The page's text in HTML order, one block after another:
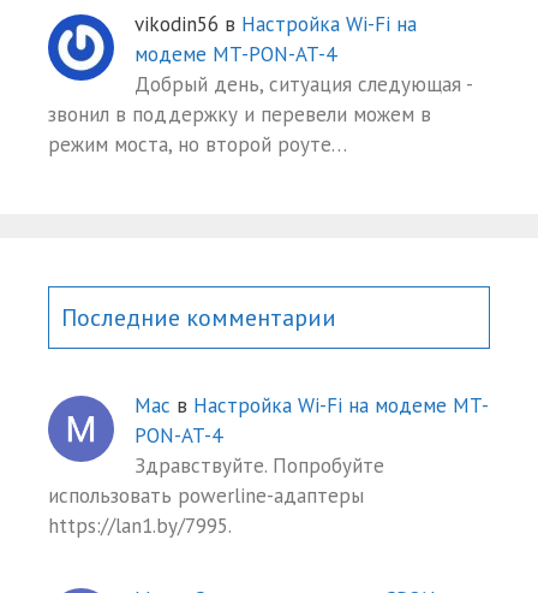
vikodin56 в Настройка Wi-Fi на
модеме MT-PON-AT-4
Добрый день, ситуация следующая -
звонил в поддержку и перевели можем в
режим моста, но второй роуте…
Последние комментарии
Mac в Настройка Wi-Fi на модеме MT-
PON-AT-4
Здравствуйте. Попробуйте
использовать powerline-адаптеры
https://lan1.by/7995.